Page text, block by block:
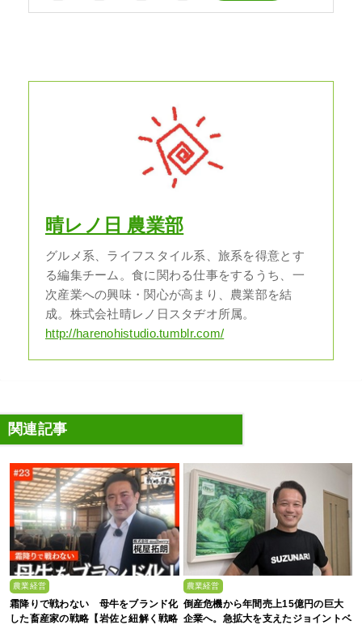
晴レノ日 農業部
グルメ系、ライフスタイル系、旅系を得意とす
る編集チーム。食に関わる仕事をするうち、一
次産業への興味・関心が高まり、農業部を結
成。株式会社晴レノ日スタヂオ所属。
http://harenohistudio.tumblr.com/
関連記事
農業経営
霜降りで戦わない 母牛をブランド化
した畜産家の戦略【岩佐と紐解く戦略
農業経営
倒産危機から年間売上15億円の巨大
企業へ。急拡大を支えたジョイントベ